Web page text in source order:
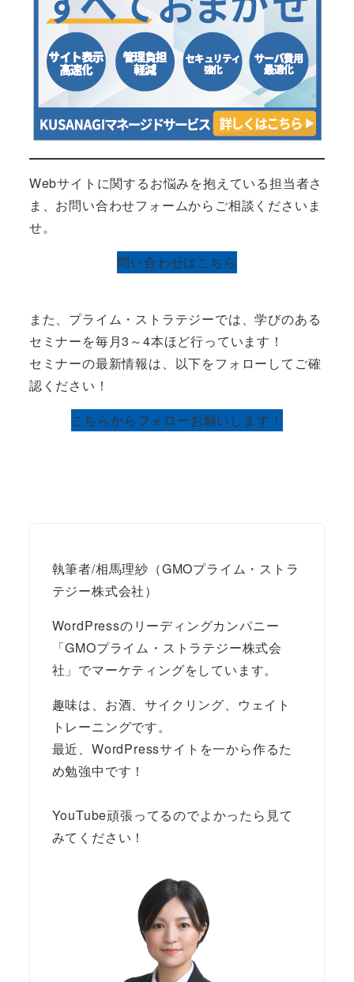
Webサイトに関するお悩みを抱えている担当者さ
ま、お問い合わせフォームからご相談くださいま
せ。
問い合わせはこちら
また、プライム・ストラテジーでは、学びのある
セミナーを毎月3～4本ほど行っています！
セミナーの最新情報は、以下をフォローしてご確
認ください！
こちらからフォローお願いします！
執筆者/相馬理紗（GMOプライム・ストラ
テジー株式会社）
WordPressのリーディングカンパニー
「GMOプライム・ストラテジー株式会
社」でマーケティングをしています。
趣味は、お酒、サイクリング、ウェイト
トレーニングです。
最近、WordPressサイトを一から作るた
め勉強中です！
YouTube頑張ってるのでよかったら見て
みてください！